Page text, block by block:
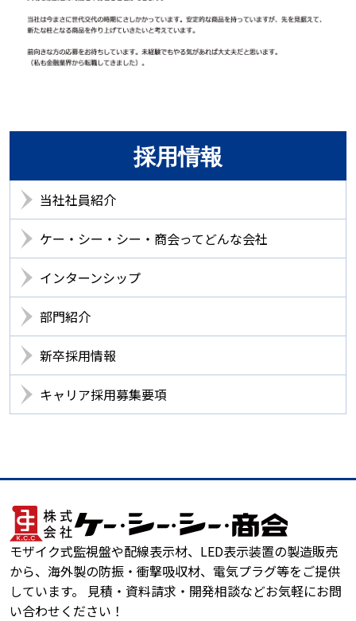
採用情報
当社社員紹介
ケー・シー・シー・商会ってどんな会社
インターンシップ
部門紹介
新卒採用情報
キャリア採用募集要項
モザイク式監視盤や配線表示材、LED表示装置の製造販売
から、海外製の防振・衝撃吸収材、電気プラグ等をご提供
しています。 見積・資料請求・開発相談などお気軽にお問
い合わせください！